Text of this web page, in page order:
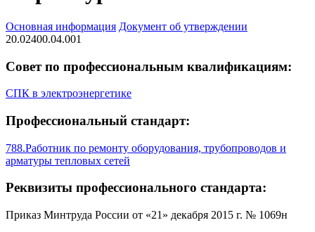
Основная информация Документ об утверждении
20.02400.04.001
Совет по профессиональным квалификациям:
СПК в электроэнергетике
Профессиональный стандарт:
788.Работник по ремонту оборудования, трубопроводов и
арматуры тепловых сетей
Реквизиты профессионального стандарта:
Приказ Минтруда России от «21» декабря 2015 г. № 1069н